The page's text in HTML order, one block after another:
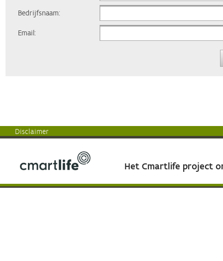
Bedrijfsnaam:
Email:
Disclaimer
Het Cmartlife project